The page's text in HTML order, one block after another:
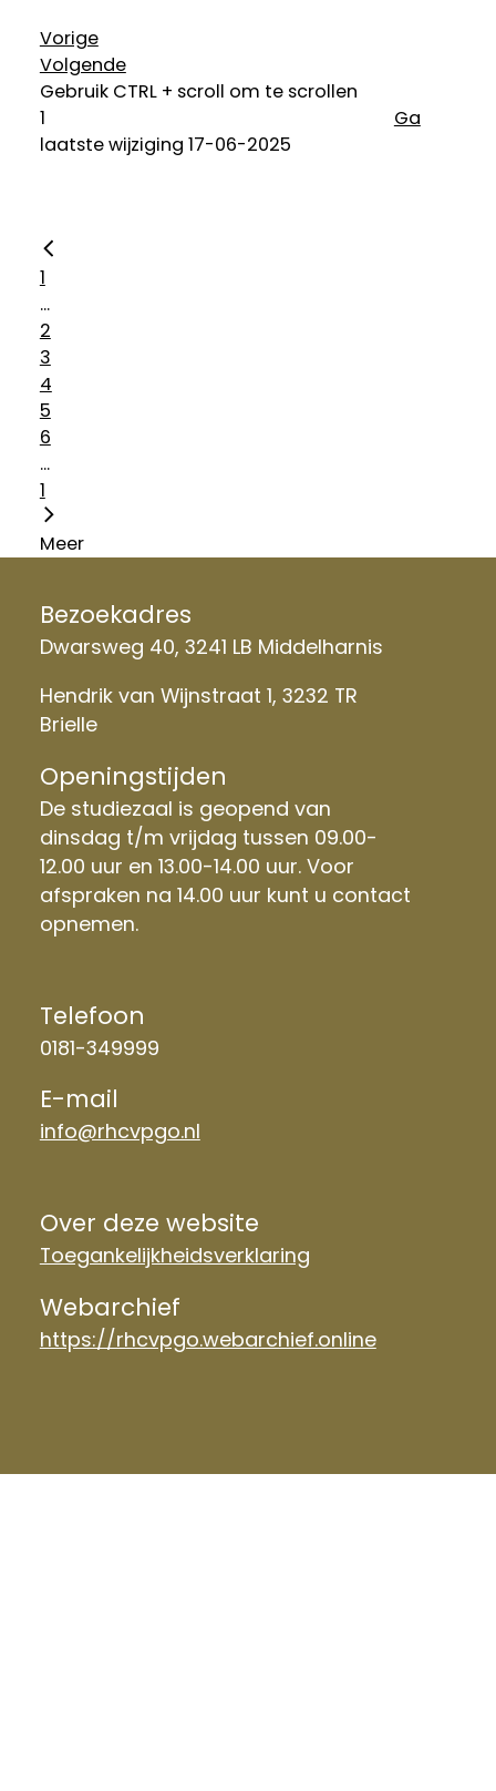
Vorige
Volgende
Gebruik CTRL + scroll om te scrollen
Ga
laatste wijziging 17-06-2025
1
...
2
3
4
5
6
...
1
Meer
Bezoekadres
Dwarsweg 40, 3241 LB Middelharnis
Hendrik van Wijnstraat 1, 3232 TR
Brielle
Openingstijden
De studiezaal is geopend van
dinsdag t/m vrijdag tussen 09.00-
12.00 uur en 13.00-14.00 uur. Voor
afspraken na 14.00 uur kunt u contact
opnemen.
Telefoon
0181-349999
E-mail
info@rhcvpgo.nl
Over deze website
Toegankelijkheidsverklaring
Webarchief
https://rhcvpgo.webarchief.online